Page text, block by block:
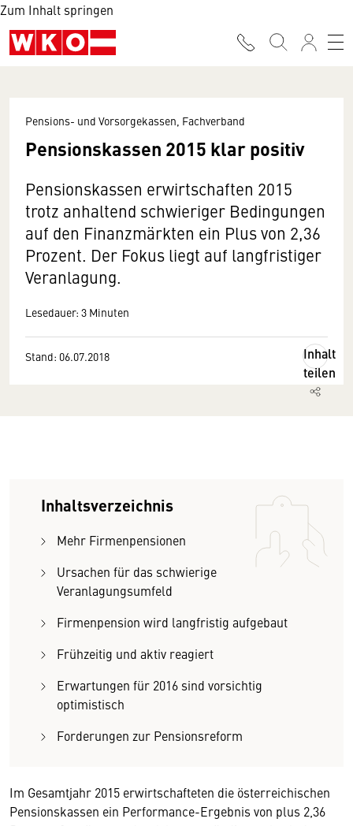
Zum Inhalt springen
Pensions- und Vorsorgekassen, Fachverband
Pensionskassen 2015 klar positiv
Pensionskassen erwirtschaften 2015
trotz anhaltend schwieriger Bedingungen
auf den Finanzmärkten ein Plus von 2,36
Prozent. Der Fokus liegt auf langfristiger
Veranlagung.
Lesedauer: 3 Minuten
Stand: 06.07.2018
Inhalt
teilen
Inhaltsverzeichnis
Mehr Firmenpensionen
Ursachen für das schwierige
Veranlagungsumfeld
Firmenpension wird langfristig aufgebaut
Frühzeitig und aktiv reagiert
Erwartungen für 2016 sind vorsichtig
optimistisch
Forderungen zur Pensionsreform
Im Gesamtjahr 2015 erwirtschafteten die österreichischen
Pensionskassen ein Performance-Ergebnis von plus 2,36